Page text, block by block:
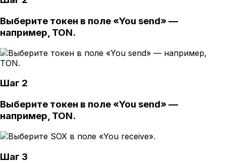
Выберите токен в поле «You send» —
например, TON.
Шаг 2
Выберите токен в поле «You send» —
например, TON.
Шаг 3